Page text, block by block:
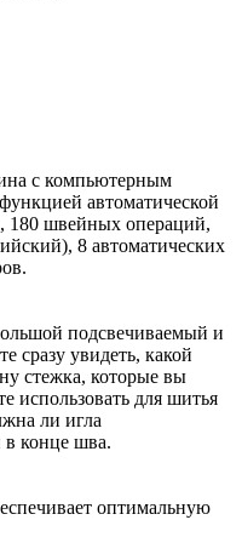
с компьютерным
автоматической
180 швейных операций,
8 автоматических
подсвечиваемый и
сразу увидеть, какой
стежка, которые вы
использовать для шитья
ли игла
в конце шва.
оптимальную